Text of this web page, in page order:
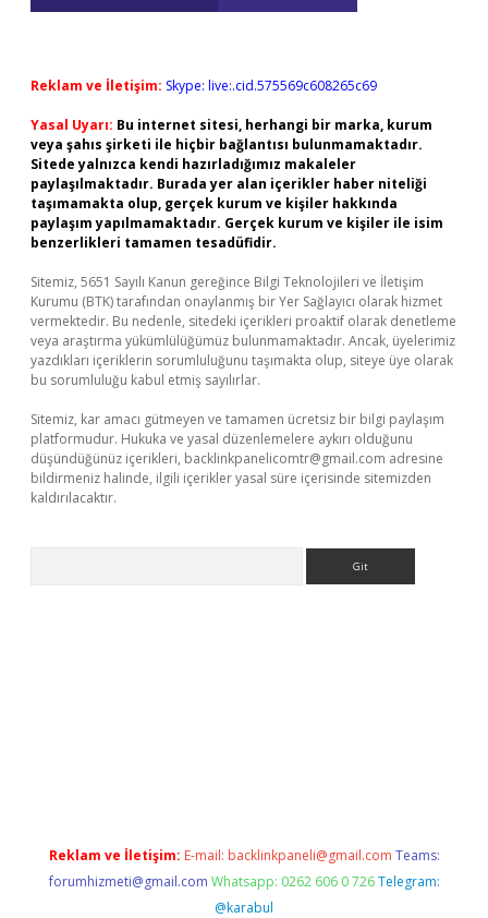
Reklam ve İletişim: Skype: live:.cid.575569c608265c69
Yasal Uyarı: Bu internet sitesi, herhangi bir marka, kurum
veya şahıs şirketi ile hiçbir bağlantısı bulunmamaktadır.
Sitede yalnızca kendi hazırladığımız makaleler
paylaşılmaktadır. Burada yer alan içerikler haber niteliği
taşımamakta olup, gerçek kurum ve kişiler hakkında
paylaşım yapılmamaktadır. Gerçek kurum ve kişiler ile isim
benzerlikleri tamamen tesadüfidir.
Sitemiz, 5651 Sayılı Kanun gereğince Bilgi Teknolojileri ve İletişim
Kurumu (BTK) tarafından onaylanmış bir Yer Sağlayıcı olarak hizmet
vermektedir. Bu nedenle, sitedeki içerikleri proaktif olarak denetleme
veya araştırma yükümlülüğümüz bulunmamaktadır. Ancak, üyelerimiz
yazdıkları içeriklerin sorumluluğunu taşımakta olup, siteye üye olarak
bu sorumluluğu kabul etmiş sayılırlar.
Sitemiz, kar amacı gütmeyen ve tamamen ücretsiz bir bilgi paylaşım
platformudur. Hukuka ve yasal düzenlemelere aykırı olduğunu
düşündüğünüz içerikleri, backlinkpanelicomtr@gmail.com adresine
bildirmeniz halinde, ilgili içerikler yasal süre içerisinde sitemizden
kaldırılacaktır.
Reklam ve İletişim: E-mail: backlinkpaneli@gmail.com Teams:
forumhizmeti@gmail.com Whatsapp: 0262 606 0 726 Telegram:
@karabul